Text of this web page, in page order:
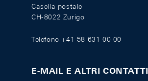
Casella postale
CH-8022 Zurigo
Telefono +41 58 631 00 00
E-MAIL E ALTRI CONTATTI